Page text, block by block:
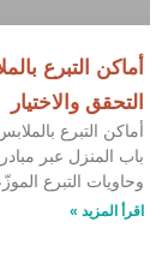
أماكن التبرع
التحقق والاختيار
أماكن التبرع
باب المنزل عبر
وحاويات التبرع
اقرأ المزيد »